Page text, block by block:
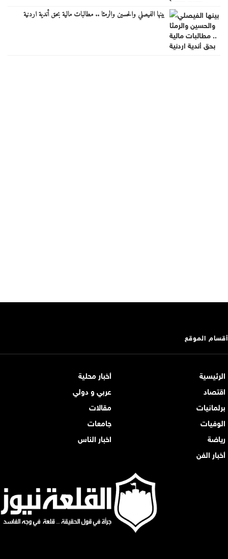
بينها الفيصلي والحسين والرمثا .. مطالبات مالية بحق أندية اردنية
أقسام الموقع
الرئيسية
أخبار محلية
اقتصاد
عربي و دولي
برلمانيات
مقالات
الوفيات
جامعات
رياضة
اخبار الناس
أخبار الفن